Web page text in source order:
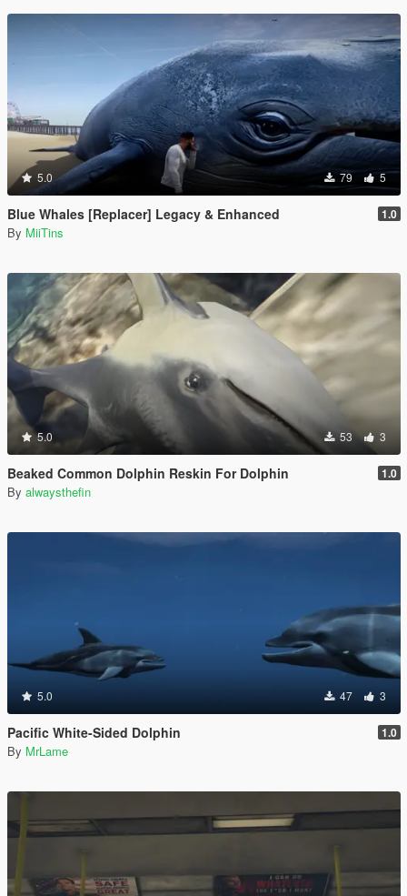
5.0 79 5
Blue Whales [Replacer] Legacy & Enhanced 1.0
By MiiTins
5.0 53 3
Beaked Common Dolphin Reskin For Dolphin 1.0
By alwaysthefin
5.0 47 3
Pacific White-Sided Dolphin 1.0
By MrLame